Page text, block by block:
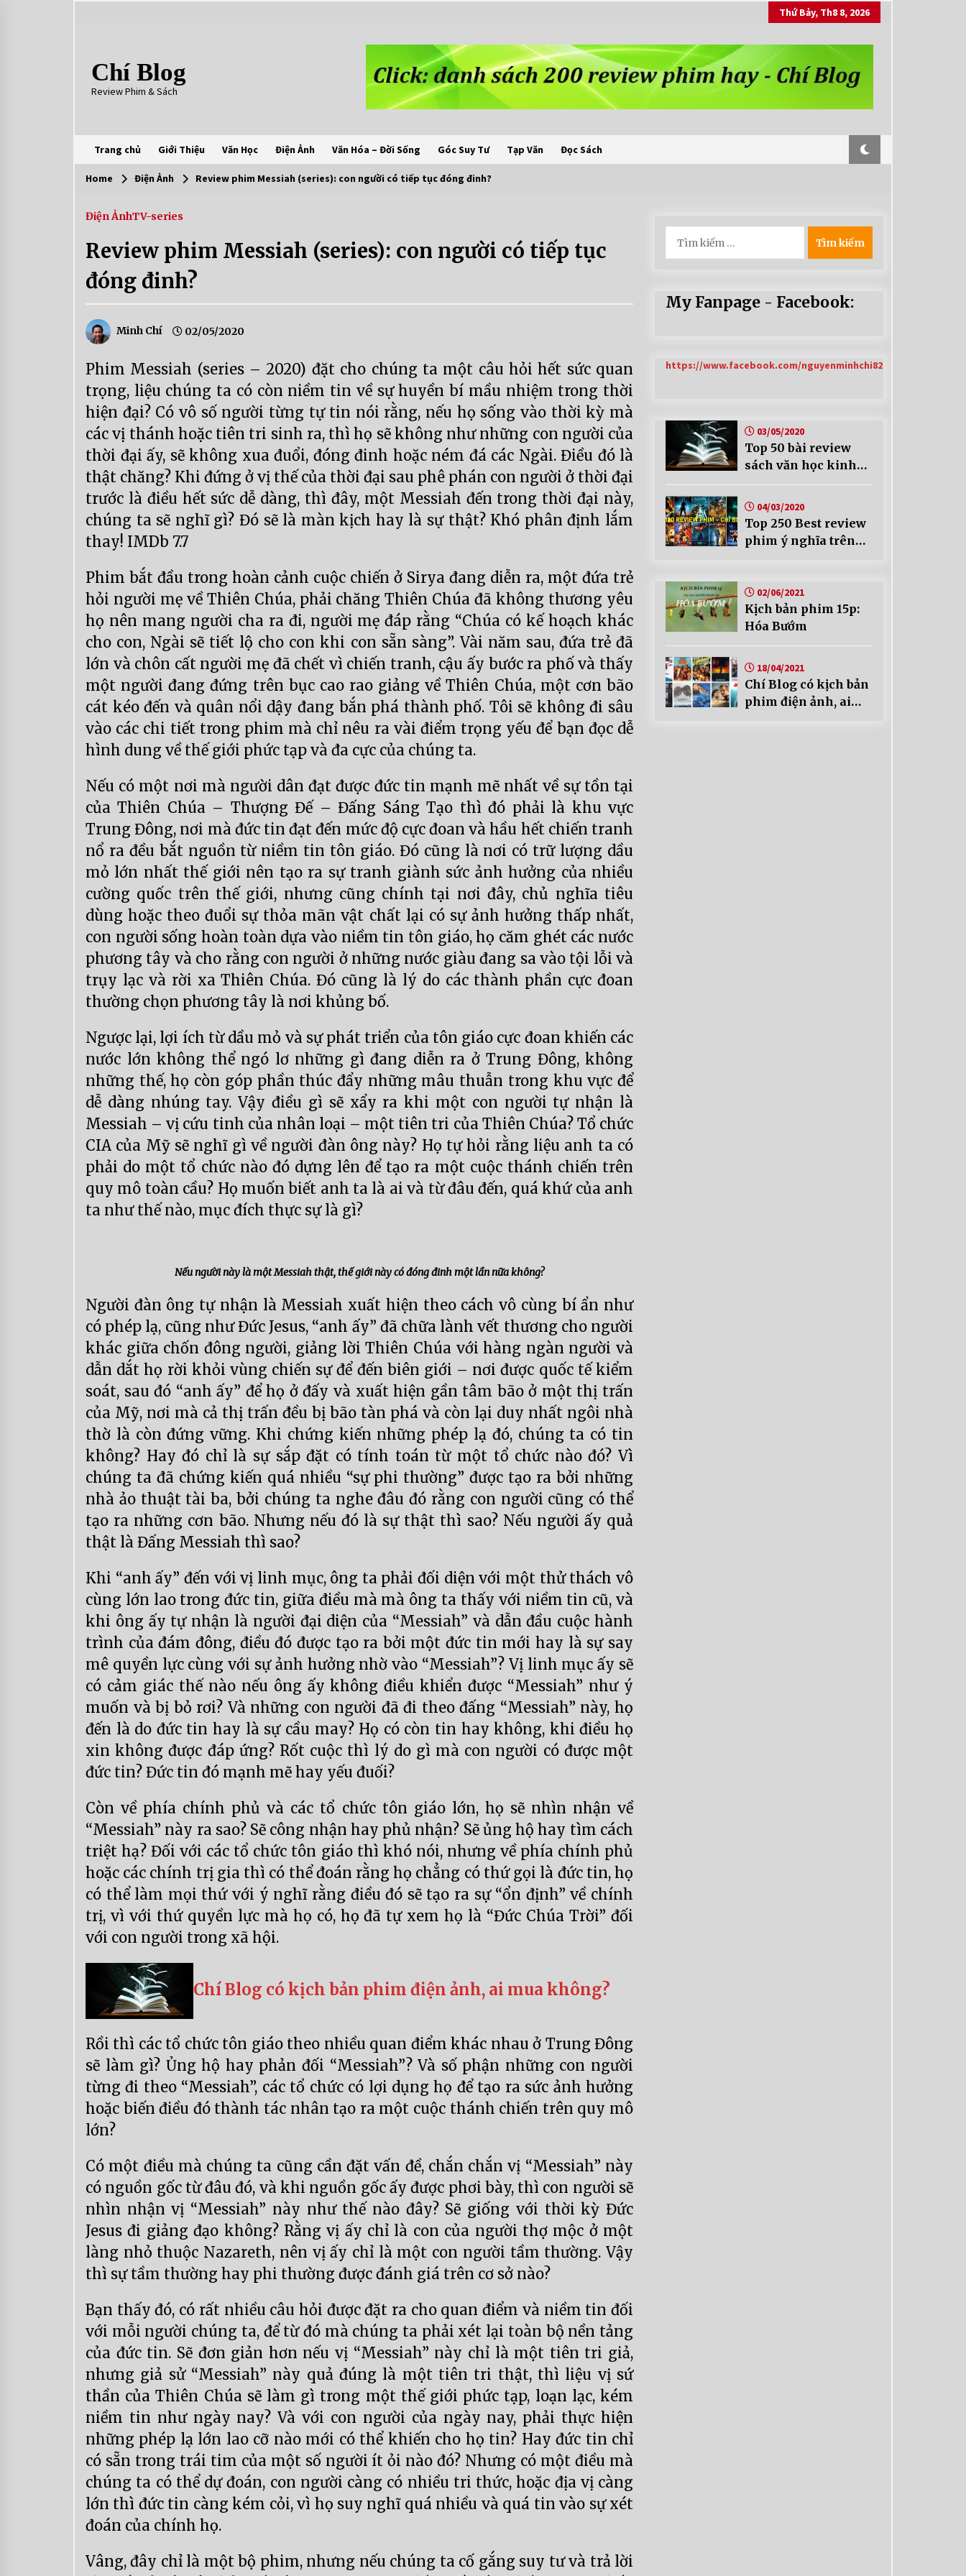
Thứ Bảy, Th8 8, 2026
Chí Blog
Review Phim & Sách
Trang chủ Giới Thiệu Văn Học Điện Ảnh Văn Hóa – Đời Sống Góc Suy Tư Tạp Văn Đọc Sách
Home Điện Ảnh Review phim Messiah (series): con người có tiếp tục đóng đinh?
Điện ẢnhTV-series
Review phim Messiah (series): con người có tiếp tục
đóng đinh?
Minh Chí 02/05/2020
Phim Messiah (series – 2020) đặt cho chúng ta một câu hỏi hết sức quan
trọng, liệu chúng ta có còn niềm tin về sự huyền bí mầu nhiệm trong thời
hiện đại? Có vô số người từng tự tin nói rằng, nếu họ sống vào thời kỳ mà
các vị thánh hoặc tiên tri sinh ra, thì họ sẽ không như những con người của
thời đại ấy, sẽ không xua đuổi, đóng đinh hoặc ném đá các Ngài. Điều đó là
thật chăng? Khi đứng ở vị thế của thời đại sau phê phán con người ở thời đại
trước là điều hết sức dễ dàng, thì đây, một Messiah đến trong thời đại này,
chúng ta sẽ nghĩ gì? Đó sẽ là màn kịch hay là sự thật? Khó phân định lắm
thay! IMDb 7.7
Phim bắt đầu trong hoàn cảnh cuộc chiến ở Sirya đang diễn ra, một đứa trẻ
hỏi người mẹ về Thiên Chúa, phải chăng Thiên Chúa đã không thương yêu
họ nên mang người cha ra đi, người mẹ đáp rằng “Chúa có kế hoạch khác
cho con, Ngài sẽ tiết lộ cho con khi con sẵn sàng”. Vài năm sau, đứa trẻ đã
lớn và chôn cất người mẹ đã chết vì chiến tranh, cậu ấy bước ra phố và thấy
một người đang đứng trên bục cao rao giảng về Thiên Chúa, một cơn bão
cát kéo đến và quân nổi dậy đang bắn phá thành phố. Tôi sẽ không đi sâu
vào các chi tiết trong phim mà chỉ nêu ra vài điểm trọng yếu để bạn đọc dễ
hình dung về thế giới phức tạp và đa cực của chúng ta.
Nếu có một nơi mà người dân đạt được đức tin mạnh mẽ nhất về sự tồn tại
của Thiên Chúa – Thượng Đế – Đấng Sáng Tạo thì đó phải là khu vực
Trung Đông, nơi mà đức tin đạt đến mức độ cực đoan và hầu hết chiến tranh
nổ ra đều bắt nguồn từ niềm tin tôn giáo. Đó cũng là nơi có trữ lượng dầu
mỏ lớn nhất thế giới nên tạo ra sự tranh giành sức ảnh hưởng của nhiều
cường quốc trên thế giới, nhưng cũng chính tại nơi đây, chủ nghĩa tiêu
dùng hoặc theo đuổi sự thỏa mãn vật chất lại có sự ảnh hưởng thấp nhất,
con người sống hoàn toàn dựa vào niềm tin tôn giáo, họ căm ghét các nước
phương tây và cho rằng con người ở những nước giàu đang sa vào tội lỗi và
trụy lạc và rời xa Thiên Chúa. Đó cũng là lý do các thành phần cực đoan
thường chọn phương tây là nơi khủng bố.
Ngược lại, lợi ích từ dầu mỏ và sự phát triển của tôn giáo cực đoan khiến các
nước lớn không thể ngó lơ những gì đang diễn ra ở Trung Đông, không
những thế, họ còn góp phần thúc đẩy những mâu thuẫn trong khu vực để
dễ dàng nhúng tay. Vậy điều gì sẽ xẩy ra khi một con người tự nhận là
Messiah – vị cứu tinh của nhân loại – một tiên tri của Thiên Chúa? Tổ chức
CIA của Mỹ sẽ nghĩ gì về người đàn ông này? Họ tự hỏi rằng liệu anh ta có
phải do một tổ chức nào đó dựng lên để tạo ra một cuộc thánh chiến trên
quy mô toàn cầu? Họ muốn biết anh ta là ai và từ đâu đến, quá khứ của anh
ta như thế nào, mục đích thực sự là gì?
Nếu người này là một Messiah thật, thế giới này có đóng đinh một lần nữa không?
Người đàn ông tự nhận là Messiah xuất hiện theo cách vô cùng bí ẩn như
có phép lạ, cũng như Đức Jesus, “anh ấy” đã chữa lành vết thương cho người
khác giữa chốn đông người, giảng lời Thiên Chúa với hàng ngàn người và
dẫn dắt họ rời khỏi vùng chiến sự để đến biên giới – nơi được quốc tế kiểm
soát, sau đó “anh ấy” để họ ở đấy và xuất hiện gần tâm bão ở một thị trấn
của Mỹ, nơi mà cả thị trấn đều bị bão tàn phá và còn lại duy nhất ngôi nhà
thờ là còn đứng vững. Khi chứng kiến những phép lạ đó, chúng ta có tin
không? Hay đó chỉ là sự sắp đặt có tính toán từ một tổ chức nào đó? Vì
chúng ta đã chứng kiến quá nhiều “sự phi thường” được tạo ra bởi những
nhà ảo thuật tài ba, bởi chúng ta nghe đâu đó rằng con người cũng có thể
tạo ra những cơn bão. Nhưng nếu đó là sự thật thì sao? Nếu người ấy quả
thật là Đấng Messiah thì sao?
Khi “anh ấy” đến với vị linh mục, ông ta phải đối diện với một thử thách vô
cùng lớn lao trong đức tin, giữa điều mà mà ông ta thấy với niềm tin cũ, và
khi ông ấy tự nhận là người đại diện của “Messiah” và dẫn đầu cuộc hành
trình của đám đông, điều đó được tạo ra bởi một đức tin mới hay là sự say
mê quyền lực cùng với sự ảnh hưởng nhờ vào “Messiah”? Vị linh mục ấy sẽ
có cảm giác thế nào nếu ông ấy không điều khiển được “Messiah” như ý
muốn và bị bỏ rơi? Và những con người đã đi theo đấng “Messiah” này, họ
đến là do đức tin hay là sự cầu may? Họ có còn tin hay không, khi điều họ
xin không được đáp ứng? Rốt cuộc thì lý do gì mà con người có được một
đức tin? Đức tin đó mạnh mẽ hay yếu đuối?
Còn về phía chính phủ và các tổ chức tôn giáo lớn, họ sẽ nhìn nhận về
“Messiah” này ra sao? Sẽ công nhận hay phủ nhận? Sẽ ủng hộ hay tìm cách
triệt hạ? Đối với các tổ chức tôn giáo thì khó nói, nhưng về phía chính phủ
hoặc các chính trị gia thì có thể đoán rằng họ chẳng có thứ gọi là đức tin, họ
có thể làm mọi thứ với ý nghĩ rằng điều đó sẽ tạo ra sự “ổn định” về chính
trị, vì với thứ quyền lực mà họ có, họ đã tự xem họ là “Đức Chúa Trời” đối
với con người trong xã hội.
Chí Blog có kịch bản phim điện ảnh, ai mua không?
Rồi thì các tổ chức tôn giáo theo nhiều quan điểm khác nhau ở Trung Đông
sẽ làm gì? Ủng hộ hay phản đối “Messiah”? Và số phận những con người
từng đi theo “Messiah”, các tổ chức có lợi dụng họ để tạo ra sức ảnh hưởng
hoặc biến điều đó thành tác nhân tạo ra một cuộc thánh chiến trên quy mô
lớn?
Có một điều mà chúng ta cũng cần đặt vấn đề, chắn chắn vị “Messiah” này
có nguồn gốc từ đâu đó, và khi nguồn gốc ấy được phơi bày, thì con người sẽ
nhìn nhận vị “Messiah” này như thế nào đây? Sẽ giống với thời kỳ Đức
Jesus đi giảng đạo không? Rằng vị ấy chỉ là con của người thợ mộc ở một
làng nhỏ thuộc Nazareth, nên vị ấy chỉ là một con người tầm thường. Vậy
thì sự tầm thường hay phi thường được đánh giá trên cơ sở nào?
Bạn thấy đó, có rất nhiều câu hỏi được đặt ra cho quan điểm và niềm tin đối
với mỗi người chúng ta, để từ đó mà chúng ta phải xét lại toàn bộ nền tảng
của đức tin. Sẽ đơn giản hơn nếu vị “Messiah” này chỉ là một tiên tri giả,
nhưng giả sử “Messiah” này quả đúng là một tiên tri thật, thì liệu vị sứ
thần của Thiên Chúa sẽ làm gì trong một thế giới phức tạp, loạn lạc, kém
niềm tin như ngày nay? Và với con người của ngày nay, phải thực hiện
những phép lạ lớn lao cỡ nào mới có thể khiến cho họ tin? Hay đức tin chỉ
có sẵn trong trái tim của một số người ít ỏi nào đó? Nhưng có một điều mà
chúng ta có thể dự đoán, con người càng có nhiều tri thức, hoặc địa vị càng
lớn thì đức tin càng kém cỏi, vì họ suy nghĩ quá nhiều và quá tin vào sự xét
đoán của chính họ.
Vâng, đây chỉ là một bộ phim, nhưng nếu chúng ta cố gắng suy tư và trả lời
kiếm
cho:
My Fanpage - Facebook:
https://www.facebook.com/nguyenminhchi82
03/05/2020
Top 50 bài review
sách văn học kinh
điển của Chí Blog
04/03/2020
Top 250 Best review
phim ý nghĩa trên
02/06/2021
Kịch bản phim 15p:
Hóa Bướm
18/04/2021
Chí Blog có kịch bản
phim điện ảnh, ai